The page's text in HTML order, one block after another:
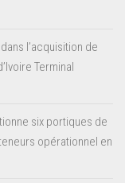
l’acquisition de
Terminal
six portiques de
opérationnel en